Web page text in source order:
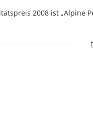
2008 ist „Alpine